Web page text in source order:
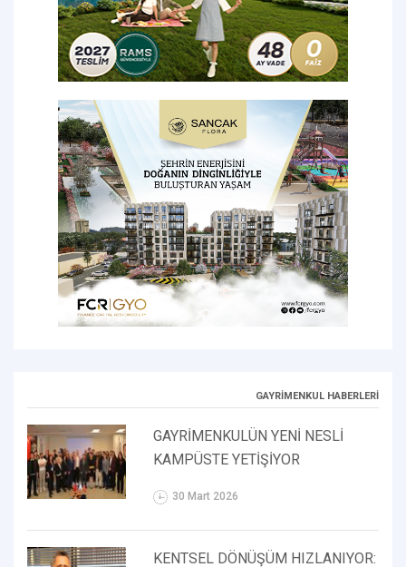
GAYRİMENKUL HABERLERİ
GAYRİMENKULÜN YENİ NESLİ
KAMPÜSTE YETİŞİYOR
30 Mart 2026
KENTSEL DÖNÜŞÜM HIZLANIYOR: